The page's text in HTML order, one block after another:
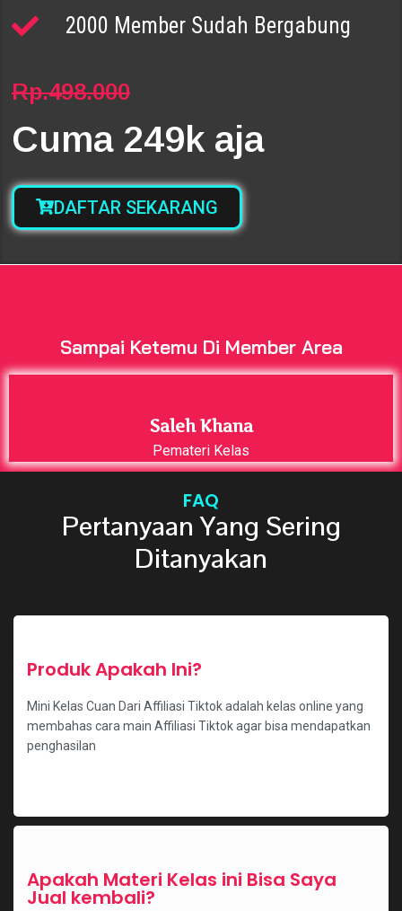
2000 Member Sudah Bergabung
Rp.498.000
Cuma 249k aja
DAFTAR SEKARANG
Sampai Ketemu Di Member Area
Saleh Khana
Pemateri Kelas
FAQ
Pertanyaan Yang Sering
Ditanyakan
Produk Apakah Ini?
Mini Kelas Cuan Dari Affiliasi Tiktok adalah kelas online yang
membahas cara main Affiliasi Tiktok agar bisa mendapatkan
penghasilan
Apakah Materi Kelas ini Bisa Saya
Jual kembali?